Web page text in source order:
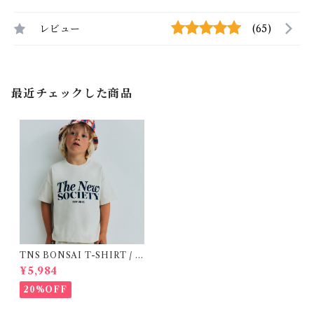
レビュー (65)
最近チェックした商品
TNS BONSAI T-SHIRT / 1
6Y
¥5,984
20%OFF